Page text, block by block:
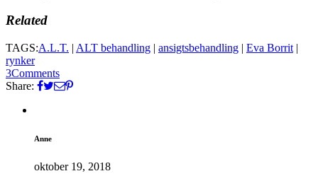
Related
TAGS:A.L.T. | ALT behandling | ansigtsbehandling | Eva Borrit |
rynker
3Comments
Share:
Anne
oktober 19, 2018